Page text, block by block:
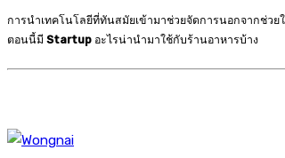
การนำเทคโนโลยีที่ทันสมัยเข้ามาช่วยจัดการนอกจากช่ว
ตอนนี้มี Startup อะไรน่านำมาใช้กับร้านอาหารบ้าง